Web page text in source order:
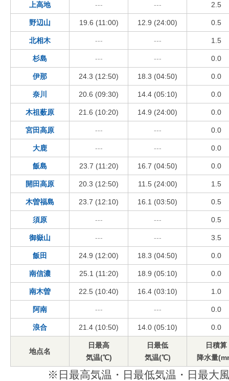
上高地 --- --- 2.5
野辺山 19.6 (11:00) 12.9 (24:00) 0.5
北相木 --- --- 1.5
杉島 --- --- 0.0
伊那 24.3 (12:50) 18.3 (04:50) 0.0
奈川 20.6 (09:30) 14.4 (05:10) 0.0
木祖薮原 21.6 (10:20) 14.9 (24:00) 0.0
宮田高原 --- --- 0.0
大鹿 --- --- 0.0
飯島 23.7 (11:20) 16.7 (04:50) 0.0
開田高原 20.3 (12:50) 11.5 (24:00) 1.5
木曽福島 23.7 (12:10) 16.1 (03:50) 0.5
須原 --- --- 0.5
御嶽山 --- --- 3.5
飯田 24.9 (12:00) 18.3 (04:50) 0.0
南信濃 25.1 (11:20) 18.9 (05:10) 0.0
南木曽 22.5 (10:40) 16.4 (03:10) 1.0
阿南 --- --- 0.0
浪合 21.4 (10:50) 14.0 (05:10) 0.0
地点名
日最高
気温(℃)
日最低
気温(℃)
日積算
降水量
※日最高気温・日最低気温・日最大